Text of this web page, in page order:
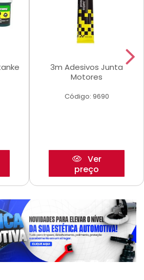
3m Adesivos Junta
Motores
Código: 9690
Ver
preço